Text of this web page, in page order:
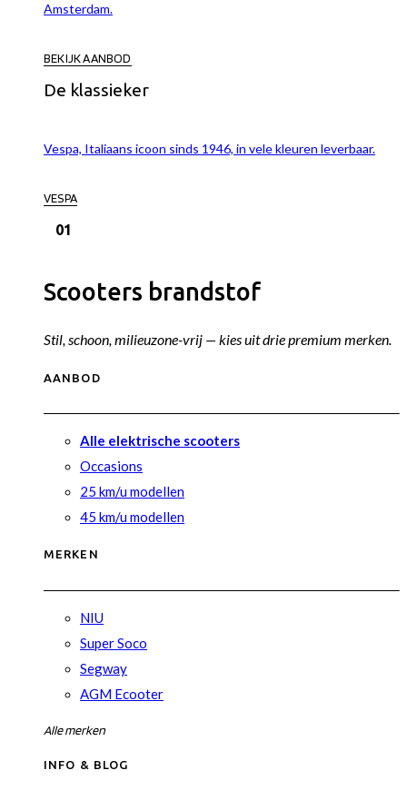
Amsterdam.
BEKIJK AANBOD
De klassieker
Vespa, Italiaans icoon sinds 1946, in vele kleuren leverbaar.
VESPA
01
Scooters brandstof
Stil, schoon, milieuzone-vrij — kies uit drie premium merken.
AANBOD
Alle elektrische scooters
Occasions
25 km/u modellen
45 km/u modellen
MERKEN
NIU
Super Soco
Segway
AGM Ecooter
Alle merken
INFO & BLOG